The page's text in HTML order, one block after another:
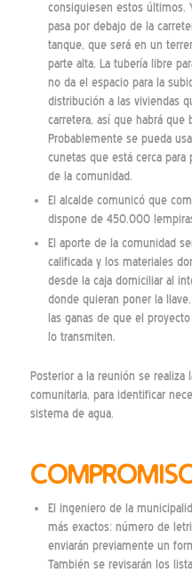
consiguiesen estos últimos.
pasa por debajo de la
tanque, que será en un
parte alta. La tubería libre
no da el espacio para la
distribución a las viviendas
carretera, así que habrá que
Probablemente se pueda
cunetas que está cerca para
de la comunidad.
El alcalde comunicó que
dispone de 450.000
El aporte de la comunidad
calificada y los materiales
desde la caja domiciliar al
donde quieran poner la
las ganas de que el
lo transmiten.
Posterior a la reunión se realiza
comunitaria, para identificar
sistema de agua.
El ingeniero de la
más exactos: número de
enviarán previamente un
También se revisarán los